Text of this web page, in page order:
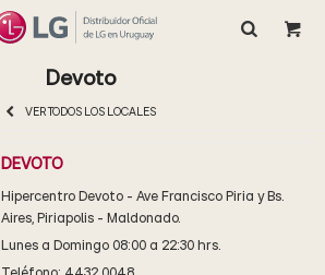
Devoto
VER TODOS LOS LOCALES
DEVOTO
Hipercentro Devoto - Ave Francisco Piria y Bs.
Aires, Piriapolis - Maldonado.
Lunes a Domingo 08:00 a 22:30 hrs.